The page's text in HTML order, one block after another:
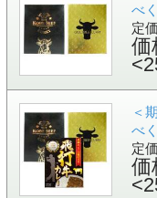
べ
定
価
＜
べ
定
価